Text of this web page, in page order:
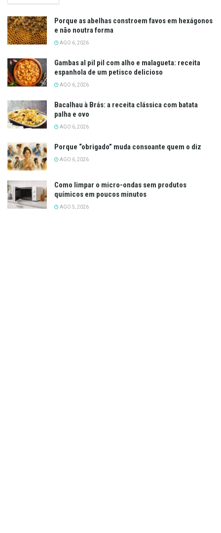
Porque as abelhas constroem favos em hexágonos
e não noutra forma
AGO 6, 2026
Gambas al pil pil com alho e malagueta: receita
espanhola de um petisco delicioso
AGO 6, 2026
Bacalhau à Brás: a receita clássica com batata
palha e ovo
AGO 6, 2026
Porque “obrigado” muda consoante quem o diz
AGO 6, 2026
Como limpar o micro-ondas sem produtos
químicos em poucos minutos
AGO 5, 2026